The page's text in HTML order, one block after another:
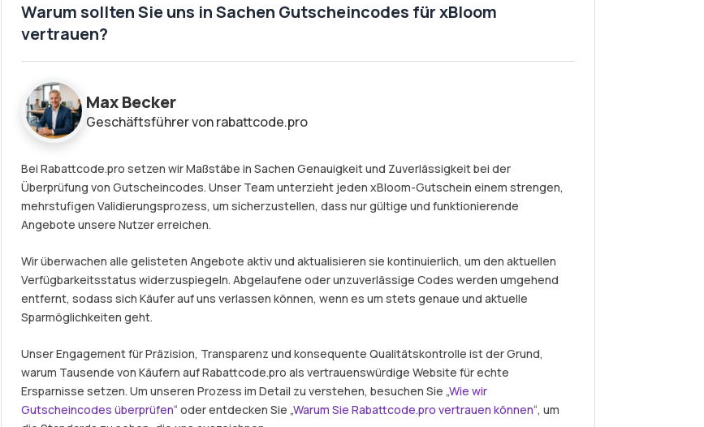
Warum sollten Sie uns in Sachen Gutscheincodes für xBloom
vertrauen?
Max Becker
Geschäftsführer von rabattcode.pro
Bei Rabattcode.pro setzen wir Maßstäbe in Sachen Genauigkeit und Zuverlässigkeit bei der
Überprüfung von Gutscheincodes. Unser Team unterzieht jeden xBloom-Gutschein einem strengen,
mehrstufigen Validierungsprozess, um sicherzustellen, dass nur gültige und funktionierende
Angebote unsere Nutzer erreichen.
Wir überwachen alle gelisteten Angebote aktiv und aktualisieren sie kontinuierlich, um den aktuellen
Verfügbarkeitsstatus widerzuspiegeln. Abgelaufene oder unzuverlässige Codes werden umgehend
entfernt, sodass sich Käufer auf uns verlassen können, wenn es um stets genaue und aktuelle
Sparmöglichkeiten geht.
Unser Engagement für Präzision, Transparenz und konsequente Qualitätskontrolle ist der Grund,
warum Tausende von Käufern auf Rabattcode.pro als vertrauenswürdige Website für echte
Ersparnisse setzen. Um unseren Prozess im Detail zu verstehen, besuchen Sie „Wie wir
Gutscheincodes überprüfen“ oder entdecken Sie „Warum Sie Rabattcode.pro vertrauen können“, um